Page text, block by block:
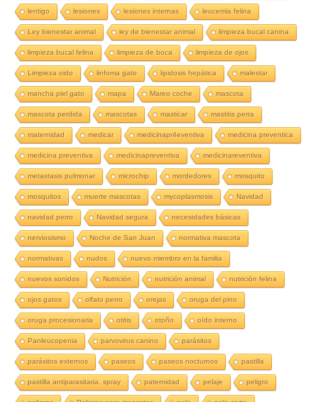
lentigo lesiones lesiones internas leucemia felina
Ley bienestar animal ley de bienestar animal limpieza bucal canina
limpieza bucal felina limpieza de boca limpieza de ojos
Limpieza oido linfoma gato lipidosis hepática malestar
mancha piel gato mapa Mareo coche mascota
mascota perdida mascotas masticar mastitis perra
maternidad medicar medicinapr4eventiva medicina preventica
medicina preventiva medicinapreventiva medicinareventiva
metastasis pulmonar microchip mordedores mosquito
mosquitos muerte mascotas mycoplasmosis Navidad
navidad perro Navidad segura necesidades básicas
nerviosismo Noche de San Juan normativa mascota
normativas nudos nuevo miembro en la familia
nuevos sonidos Nutrición nutrición animal nutrición felina
ojos gatos olfato perro orejas oruga del pino
oruga procesionaria otitis otoño oído interno
Panleucopenia parvovirus canino parásitos
parásitos externos paseos paseos nocturnos pastilla
pastilla antiparasitaria. spray paternidad pelaje peligro